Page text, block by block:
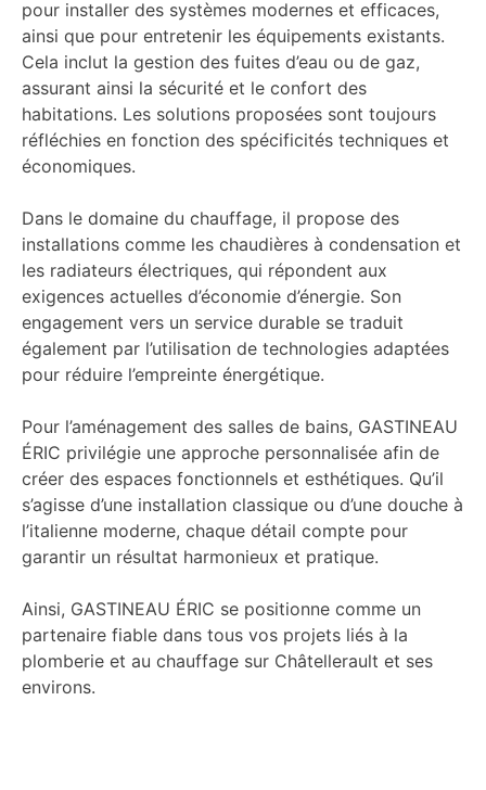
pour installer des systèmes modernes et efficaces,
ainsi que pour entretenir les équipements existants.
Cela inclut la gestion des fuites d’eau ou de gaz,
assurant ainsi la sécurité et le confort des
habitations. Les solutions proposées sont toujours
réfléchies en fonction des spécificités techniques et
économiques.
Dans le domaine du chauffage, il propose des
installations comme les chaudières à condensation et
les radiateurs électriques, qui répondent aux
exigences actuelles d’économie d’énergie. Son
engagement vers un service durable se traduit
également par l’utilisation de technologies adaptées
pour réduire l’empreinte énergétique.
Pour l’aménagement des salles de bains, GASTINEAU
ÉRIC privilégie une approche personnalisée afin de
créer des espaces fonctionnels et esthétiques. Qu’il
s’agisse d’une installation classique ou d’une douche à
l’italienne moderne, chaque détail compte pour
garantir un résultat harmonieux et pratique.
Ainsi, GASTINEAU ÉRIC se positionne comme un
partenaire fiable dans tous vos projets liés à la
plomberie et au chauffage sur Châtellerault et ses
environs.